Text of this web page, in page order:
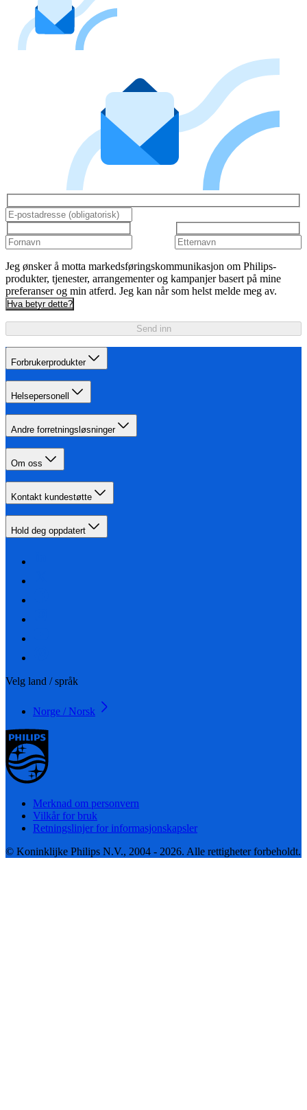
Jeg ønsker å motta markedsføringskommunikasjon om Philips-
produkter, tjenester, arrangementer og kampanjer basert på mine
preferanser og min atferd. Jeg kan når som helst melde meg av.
Hva betyr dette?
Send inn
Forbrukerprodukter
Helsepersonell
Andre forretningsløsninger
Om oss
Kontakt kundestøtte
Hold deg oppdatert
Velg land / språk
Norge / Norsk
Merknad om personvern
Vilkår for bruk
Retningslinjer for informasjonskapsler
© Koninklijke Philips N.V., 2004 - 2026. Alle rettigheter forbeholdt.